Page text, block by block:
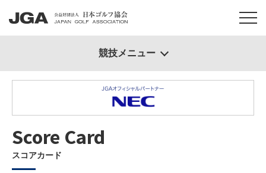
Score Card
スコアカード
競技メニュー